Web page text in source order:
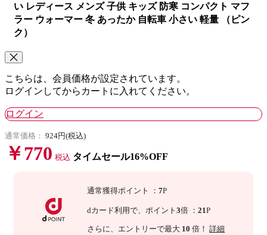
い レディース メンズ 子供 キッズ 防寒 コンパクト マフ
ラー ウォーマー 冬 あったか 自転車 小さい 軽量 （ピン
ク）
こちらは、会員価格が設定されています。
ログインしてからカートに入れてください。
ログイン
通常価格： 924円(税込)
￥770 税込 タイムセール16%OFF
通常獲得ポイント ：7P
dカード利用で、 ポイント3倍 ：21P
さらに 、エントリーで最大 10 倍！詳細